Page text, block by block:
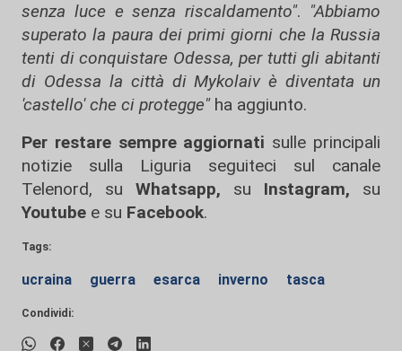
senza luce e senza riscaldamento". "Abbiamo
superato la paura dei primi giorni che la Russia
tenti di conquistare Odessa, per tutti gli abitanti
di Odessa la città di Mykolaiv è diventata un
'castello' che ci protegge"ha aggiunto.
Per restare sempre aggiornati sulle principali
notizie sulla Liguria seguiteci sul canale
Telenord, su
Whatsapp, su Instagram, su
Youtube e su Facebook.
Tags:
ucraina guerra esarca inverno tasca
Condividi: